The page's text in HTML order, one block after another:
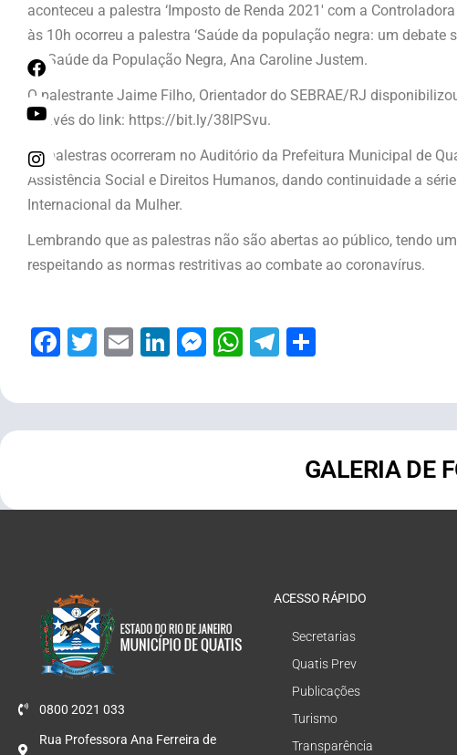
aconteceu a palestra ‘Imposto de Renda 2021′ com a
às 10h ocorreu a palestra ‘Saúde da população negra: um debate
da Saúde da População Negra, Ana Caroline Justem.
O palestrante Jaime Filho, Orientador do SEBRAE/RJ
através do link: https://bit.ly/38lPSvu.
As palestras ocorreram no Auditório da Prefeitura Municipal de
Assistência Social e Direitos Humanos, dando continuidade a
Internacional da Mulher.
Lembrando que as palestras não são abertas ao público, tendo
respeitando as normas restritivas ao combate ao coronavírus.
Facebook
Twitter
EmailLinkedIn
Messenger
WhatsApp
Telegram
GALERIA DE
0800 2021 033
Rua Professora Ana Ferreira de
ACESSO RÁPIDO
Secretarias
Quatis Prev
Publicações
Turismo
Transparência